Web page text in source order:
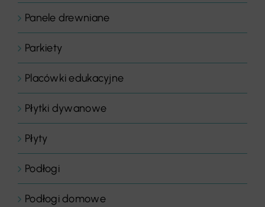
Panele drewniane
Parkiety
Placówki edukacyjne
Płytki dywanowe
Płyty
Podłogi
Podłogi domowe